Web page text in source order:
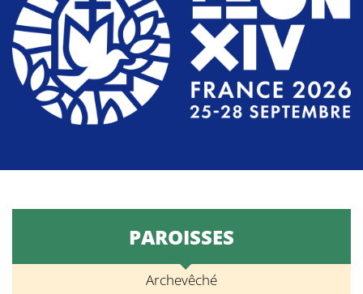
PAROISSES
Archevêché